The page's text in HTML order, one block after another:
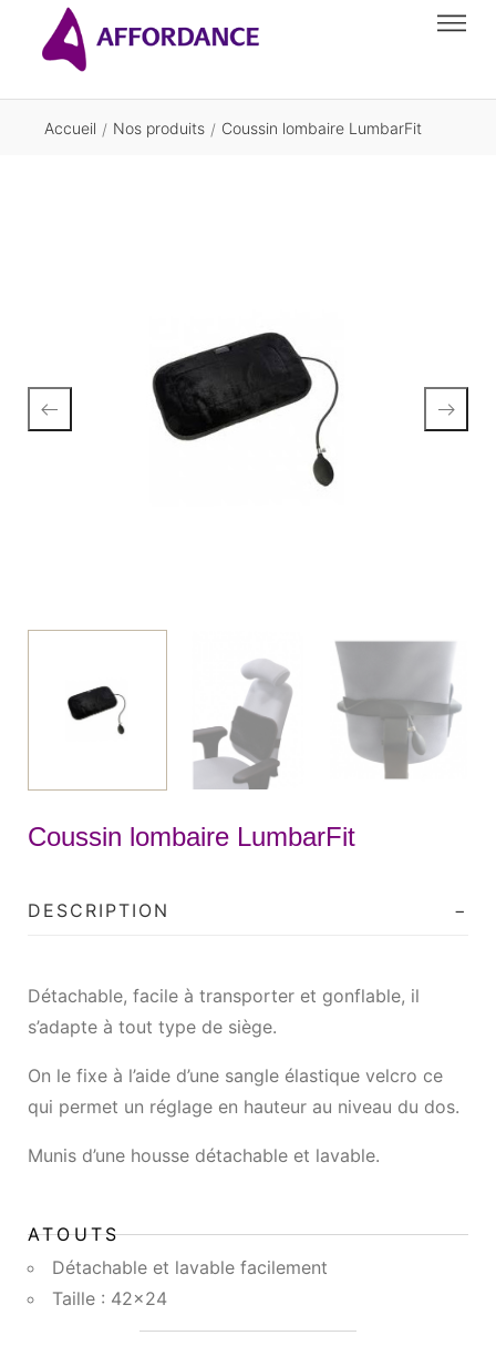
Accueil / Nos produits / Coussin lombaire LumbarFit
Coussin lombaire LumbarFit
DESCRIPTION
Détachable, facile à transporter et gonflable, il
s’adapte à tout type de siège.
On le fixe à l’aide d’une sangle élastique velcro ce
qui permet un réglage en hauteur au niveau du dos.
Munis d’une housse détachable et lavable.
ATOUTS
Détachable et lavable facilement
Taille : 42×24